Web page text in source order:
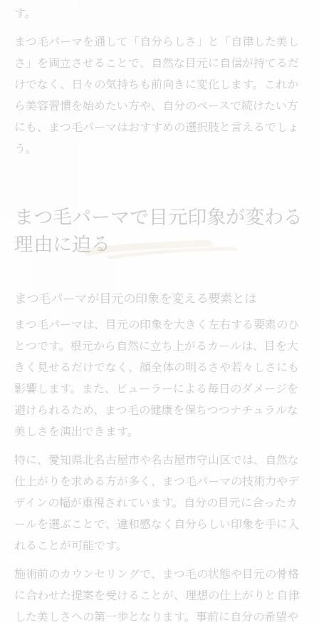
す。
まつ毛パーマを通して「自分らしさ」と「自律した美し
さ」を両立させることで、自然な目元に自信が持てるだ
けでなく、日々の気持ちも前向きに変化します。これか
ら美容習慣を始めたい方や、自分のペースで続けたい方
にも、まつ毛パーマはおすすめの選択肢と言えるでしょ
う。
まつ毛パーマで目元印象が変わる
理由に迫る
まつ毛パーマが目元の印象を変える要素とは
まつ毛パーマは、目元の印象を大きく左右する要素のひ
とつです。根元から自然に立ち上がるカールは、目を大
きく見せるだけでなく、顔全体の明るさや若々しさにも
影響します。また、ビューラーによる毎日のダメージを
避けられるため、まつ毛の健康を保ちつつナチュラルな
美しさを演出できます。
特に、愛知県北名古屋市や名古屋市守山区では、自然な
仕上がりを求める方が多く、まつ毛パーマの技術力やデ
ザインの幅が重視されています。自分の目元に合ったカ
ールを選ぶことで、違和感なく自分らしい印象を手に入
れることが可能です。
施術前のカウンセリングで、まつ毛の状態や目元の骨格
に合わせた提案を受けることが、理想の仕上がりと自律
した美しさへの第一歩となります。事前に自分の希望や